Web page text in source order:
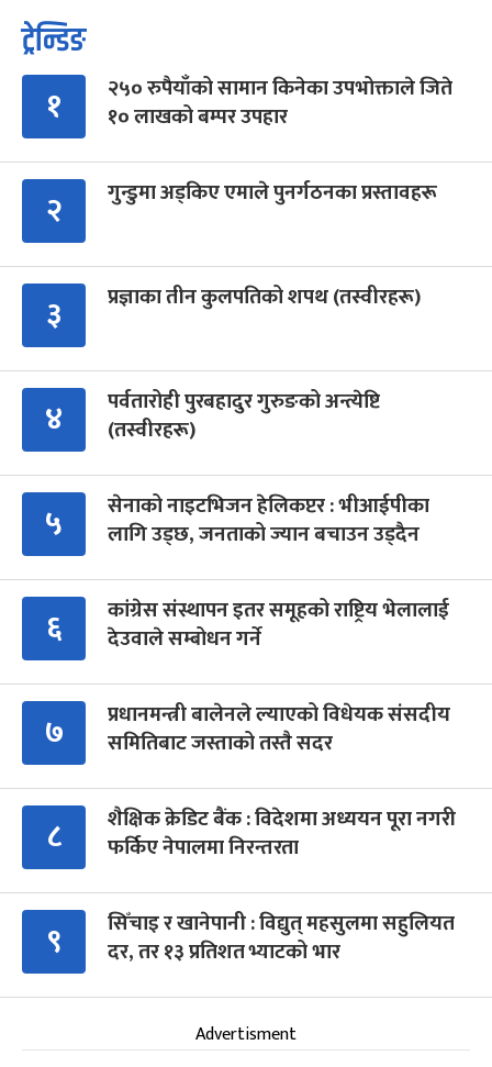
ट्रेन्डिङ
१
२५० रुपैयाँको सामान किनेका उपभोक्ताले जिते
१० लाखको बम्पर उपहार
२ गुन्डुमा अड्किए एमाले पुनर्गठनका प्रस्तावहरू
३ प्रज्ञाका तीन कुलपतिको शपथ (तस्वीरहरू)
४
पर्वतारोही पुरबहादुर गुरुङको अन्त्येष्टि
(तस्वीरहरू)
५
सेनाको नाइटभिजन हेलिकप्टर : भीआईपीका
लागि उड्छ, जनताको ज्यान बचाउन उड्दैन
६
कांग्रेस संस्थापन इतर समूहको राष्ट्रिय भेलालाई
देउवाले सम्बोधन गर्ने
७
प्रधानमन्त्री बालेनले ल्याएको विधेयक संसदीय
समितिबाट जस्ताको तस्तै सदर
८
शैक्षिक क्रेडिट बैंक : विदेशमा अध्ययन पूरा नगरी
फर्किए नेपालमा निरन्तरता
९
सिँचाइ र खानेपानी : विद्युत् महसुलमा सहुलियत
दर, तर १३ प्रतिशत भ्याटको भार
Advertisment